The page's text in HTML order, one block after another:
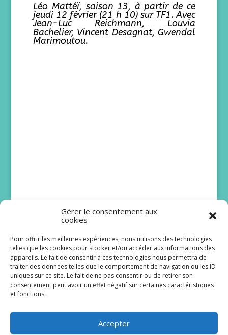
Gérer le consentement aux
cookies
Pour offrir les meilleures expériences, nous utilisons des technologies
telles que les cookies pour stocker et/ou accéder aux informations des
appareils. Le fait de consentir à ces technologies nous permettra de
traiter des données telles que le comportement de navigation ou les ID
uniques sur ce site. Le fait de ne pas consentir ou de retirer son
consentement peut avoir un effet négatif sur certaines caractéristiques
et fonctions.
Accepter
Léo Mattéï, saison 13, à partir de ce
jeudi 12 février (21 h 10) sur TF1. Avec
Jean-Luc Reichmann, Louvia
Bachelier, Vincent Desagnat, Gwendal
Marimoutou.
Bruno Solo et Issa
Doumbia rejoignent
Scènes de ménages
24 août à 20 h 40 sur M6. De...